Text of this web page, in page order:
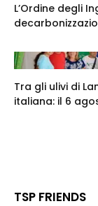
L’Ordine degli
Tra gli ulivi di
italiana: il 6
TSP FRIENDS